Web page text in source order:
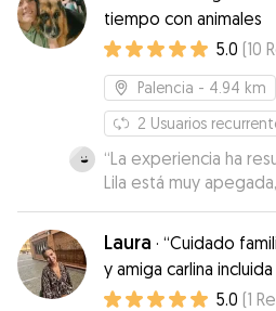
pudiéramos disfrutar
una tranquilidad que
tiempo con animales
5.0 (10
Palencia - 4.94 km
2 Usuarios
“La experiencia ha
Lila está muy
dicho, consiguió que
horas, y eso seguro
buen hacer, así que
volveré a recurrir a
Laura · “Cuidado
y amiga carlina
5.0 (1